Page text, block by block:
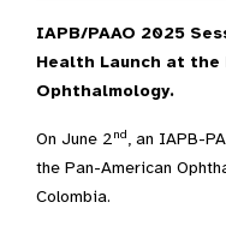
IAPB/PAAO 2025
Health Launch at the
Ophthalmology.
On June 2nd, an IAPB-
the Pan-American
Colombia.